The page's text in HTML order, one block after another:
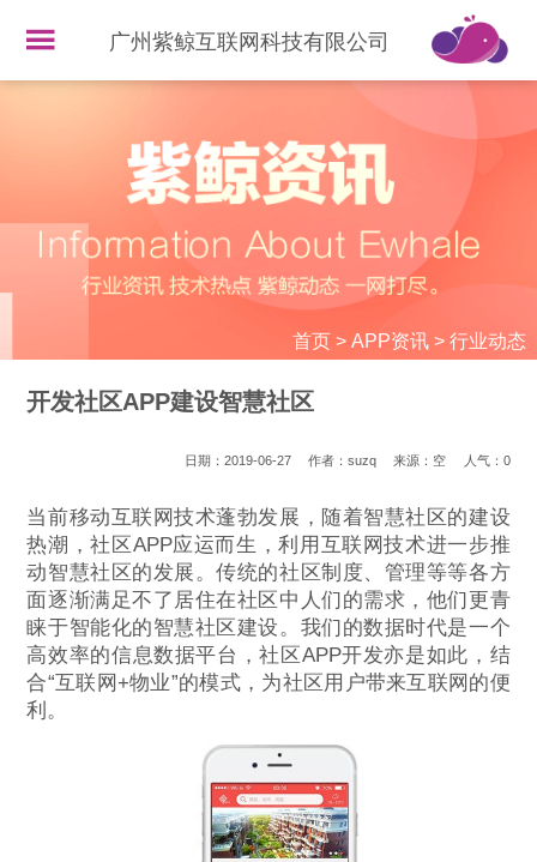
广州紫鲸互联网科技有限公司
首页> APP资讯> 行业动态
开发社区APP建设智慧社区
日期：2019-06-27 作者：suzq 来源：空 人气： 0
当前移动互联网技术蓬勃发展，随着智慧社区的建设
热潮，社区APP应运而生，利用互联网技术进一步推
动智慧社区的发展。传统的社区制度、管理等等各方
面逐渐满足不了居住在社区中人们的需求，他们更青
睐于智能化的智慧社区建设。我们的数据时代是一个
高效率的信息数据平台，社区APP开发亦是如此，结
合“互联网+物业”的模式，为社区用户带来互联网的便
利。